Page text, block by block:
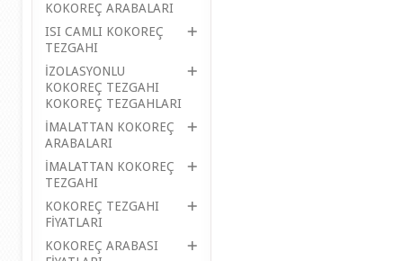
KOKOREÇ ARABALARI
ISI CAMLI KOKOREÇ
TEZGAHI
İZOLASYONLU
KOKOREÇ TEZGAHI
KOKOREÇ TEZGAHLARI
İMALATTAN KOKOREÇ
ARABALARI
İMALATTAN KOKOREÇ
TEZGAHI
KOKOREÇ TEZGAHI
FİYATLARI
KOKOREÇ ARABASI